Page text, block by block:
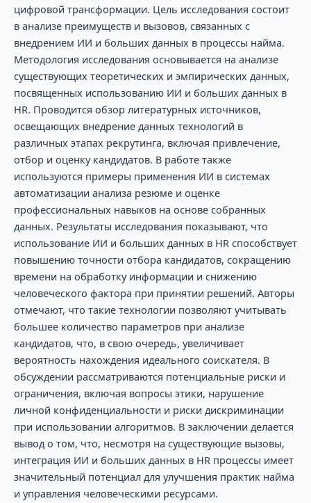
цифровой трансформации. Цель исследования состоит
в анализе преимуществ и вызовов, связанных с
внедрением ИИ и больших данных в процессы найма.
Методология исследования основывается на анализе
существующих теоретических и эмпирических данных,
посвященных использованию ИИ и больших данных в
HR. Проводится обзор литературных источников,
освещающих внедрение данных технологий в
различных этапах рекрутинга, включая привлечение,
отбор и оценку кандидатов. В работе также
используются примеры применения ИИ в системах
автоматизации анализа резюме и оценке
профессиональных навыков на основе собранных
данных. Результаты исследования показывают, что
использование ИИ и больших данных в HR способствует
повышению точности отбора кандидатов, сокращению
времени на обработку информации и снижению
человеческого фактора при принятии решений. Авторы
отмечают, что такие технологии позволяют учитывать
большее количество параметров при анализе
кандидатов, что, в свою очередь, увеличивает
вероятность нахождения идеального соискателя. В
обсуждении рассматриваются потенциальные риски и
ограничения, включая вопросы этики, нарушение
личной конфиденциальности и риски дискриминации
при использовании алгоритмов. В заключении делается
вывод о том, что, несмотря на существующие вызовы,
интеграция ИИ и больших данных в HR процессы имеет
значительный потенциал для улучшения практик найма
и управления человеческими ресурсами.